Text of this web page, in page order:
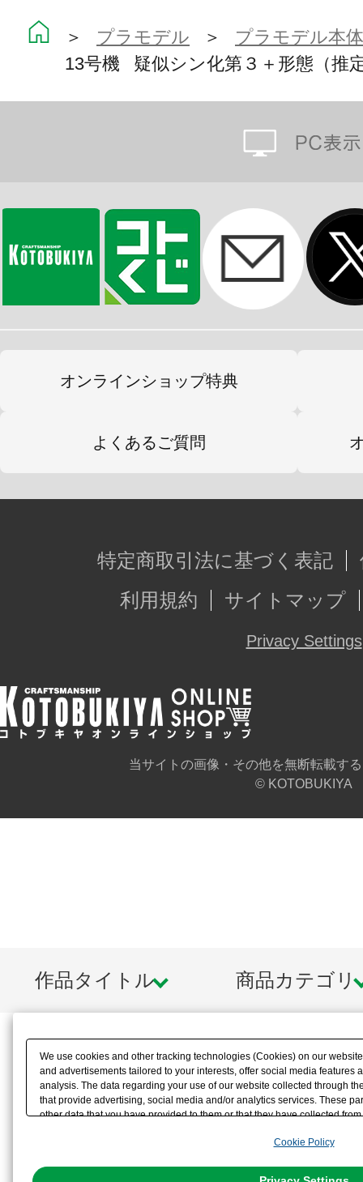
光輪支持パーツ、光輪、収束状態の
ツ、フライングベース対応用の臀部
※本製品は再生産品となります。
※本製品はお客様ご自身で組み立て
＞ プラモデル ＞ プラモデル本体
13号機 疑似シン化第３＋形態（推
オンラインショップ特典
よくあるご質問
特定商取引法に基づく表記
利用規約
サイトマップ
Privacy Settings
当サイトの画像・その他を無断転載す
© KOTOBUKIYA
作品タイトル 商品カテゴリ
We use cookies and other tracking technologies (Cookies) on our
and advertisements tailored to your interests, offer social media features
analysis. The data regarding your use of our website collected through
that provide advertising, social media and/or analytics services. These
other data that you have provided to them or that they have collected
the use of all Cookies except for Strictly Necessary Cookies, please
You can change your consent or rejection settings at any time via
Cookie Policy